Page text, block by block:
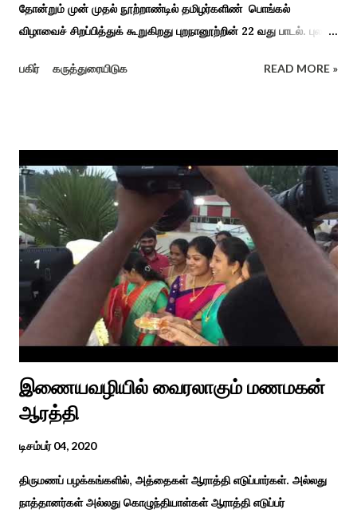
தோன்றும் முன் முதல் நூற்றாண்டில் தமிழர்களிண் பொங்கல்
விழாவைச் சிறப்பித்துக் கூறுகிறது புறநானூற்றின் 22 வது பாடல். புலவர்
பொங்கல் விழாவை விவரிக்கிறார். நற்றிணை, குறுந்தொகை,
சங்க இலக்கியங்களுக்கு பின் காலகட்டத்திலும் 'புதுக்கலத்து எழுந்த
தீம்பால் பொங்கல்' என சிறப்பிக்கும் சீவக சிந்தாமணி. காலங்கள்
தோறும் தமிழர்களின் வாழ்வியல் அங்கமாக உள்ள பொங்கல் விழாவில்
தமிழர்கள் சொந்த பிள்ளைகளைப் போல கால்நடைகளை வளர்த்துப்
போற்றி உடன் விளையாடி மகிழ்வதும் இயற்கையுடன் இணைந்த
இயந்திரம் இல்லாத கால வாழ்க்கை முறையாகும். தொடர்ந்து உற்றார்
உறவுகளைக் கண்டு மகிழும் காணும் பொங்கல் இயற்கை, வாழ்வியல்
முறை, உறவுகள் சார்ந்த உயிர்ப்பான ...
பகிர் கருத்துரையிடுக READ MORE »
இணையவழியில் வைரலாகும் மணமகன்
ஆரத்தி
டிசம்பர் 04, 2020
திருமணப் பழக்கங்களில், அத்தைகள் ஆராத்தி எடுப்பார்கள். அல்லது
நாத்தானர்கள் அல்லது கொழுந்தியாள்கள் ஆராத்தி எடுப்பர்